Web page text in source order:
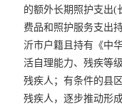
的额外长期照护支出(
费品和照护服务支出
沂市户籍且持有《中
活自理能力、残疾等
残疾人；有条件的县
残疾人，逐步推动形